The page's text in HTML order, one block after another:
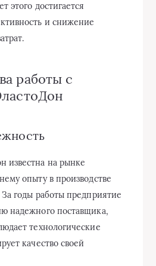
этого достигается
и снижение
работы с
известна на рынке
опыту в производстве
годы работы предприятие
надежного поставщика,
технологические
качество своей